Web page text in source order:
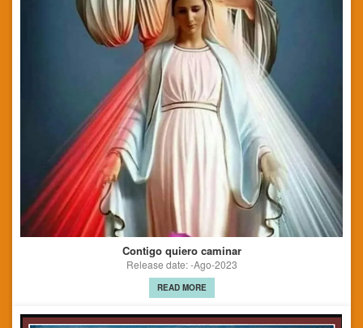
Contigo quiero caminar
Release date: -Ago-2023
READ MORE